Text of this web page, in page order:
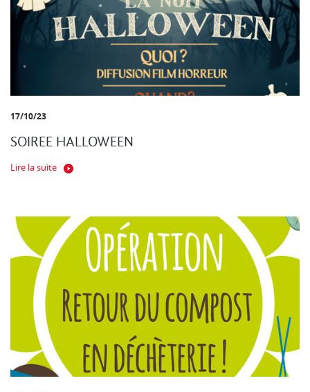
17/10/23
SOIREE HALLOWEEN
Lire la suite